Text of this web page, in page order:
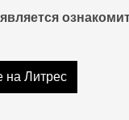
на Литрес